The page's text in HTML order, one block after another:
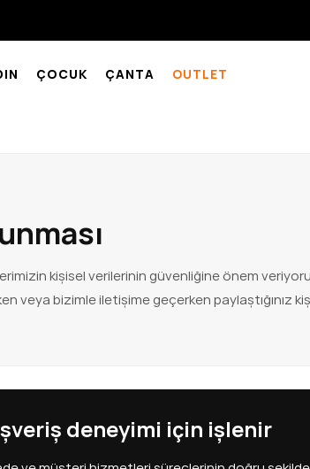
ÇOCUK ÇANTA OUTLET
kişisel verilerinin güvenliğine önem
veya bizimle iletişime geçerken paylaştığınız
deneyimi için işlenir